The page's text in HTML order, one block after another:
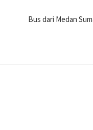
Bus dari Medan